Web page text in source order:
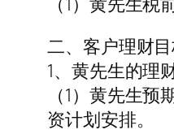
二、客户理财
1、黄先生的理
（1）黄先生
资计划安排。